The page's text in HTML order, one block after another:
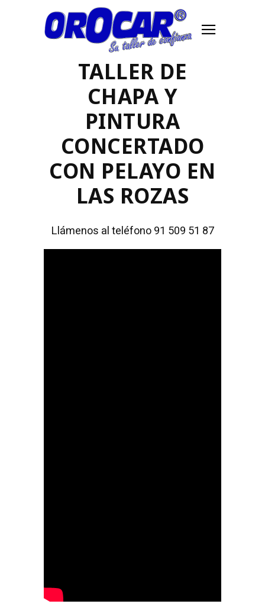
TALLER DE
CHAPA Y
PINTURA
CONCERTADO
CON PELAYO EN
LAS ROZAS
Llámenos al teléfono 91 509 51 87